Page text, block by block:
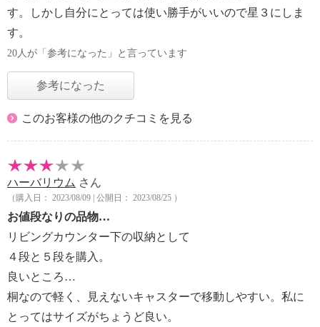
す。しかし自分にとっては使い勝手がいいので星３にしま
す。
20人が「参考になった」と言っています
参考になった
このお客様の他のクチコミを見る
ハーバリウム さん
（購入日： 2023/08/09 | 公開日： 2023/08/25 ）
お値段なりの品物…
リビングカウンター下の収納として
４段と５段を購入。
良いところ…
桐なので軽く、見えないキャスターで移動しやすい。私に
とってはサイズがちょうど良い。